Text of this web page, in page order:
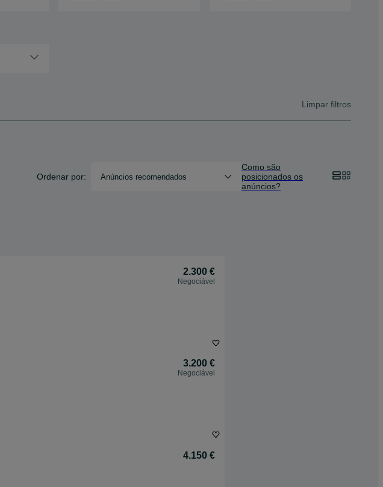
Limpar filtros
Ordenar por: Anúncios recomendados
Como são
posicionados os
anúncios?
2.300 €
Negociável
3.200 €
Negociável
4.150 €